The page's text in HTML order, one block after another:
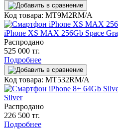
Код товара: MT9M2RM/A
iPhone XS MAX 256Gb Space
Распродано
525 000 тг.
Подробнее
Код товара: MT532RM/A
Silver
Распродано
226 500 тг.
Подробнее